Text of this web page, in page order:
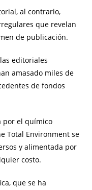
al contrario,
que revelan
de publicación.
editoriales
amasado miles de
de fondos
por el químico
Total Environment se
y alimentada por
costo.
que se ha